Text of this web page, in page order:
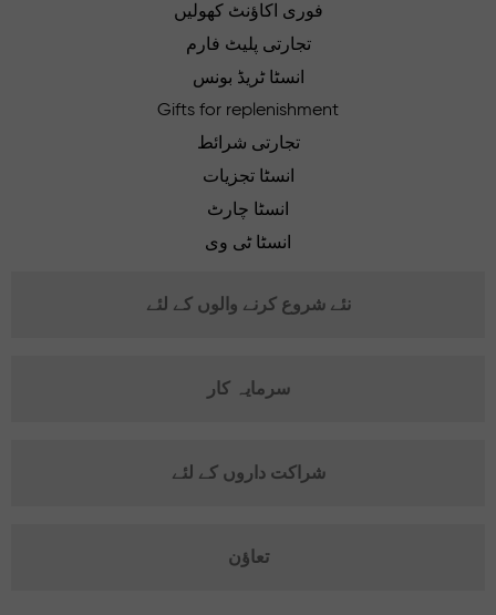
فوری اکاؤنٹ کھولیں
تجارتی پلیٹ فارم
انسٹا ٹریڈ بونس
Gifts for replenishment
تجارتی شرائط
انسٹا تجزیات
انسٹا چارٹ
انسٹا ٹی وی
نئے شروع کرنے والوں کے لئے
سرمایہ کار
شراکت داروں کے لئے
تعاؤن